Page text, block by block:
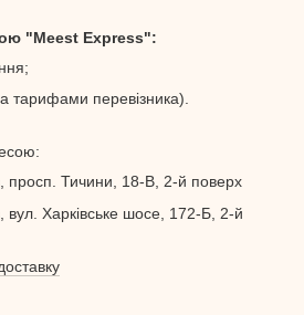
"Meest Express":
тарифами перевізника).
просп. Тичини, 18-В, 2-й поверх
вул. Харківське шосе, 172-Б, 2-й